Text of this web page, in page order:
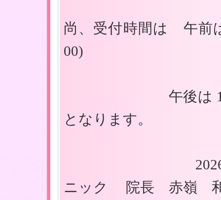
尚、受付時間は 午前
00)
午後は 17：30
となります。
2026年6月5
ニック 院長 赤